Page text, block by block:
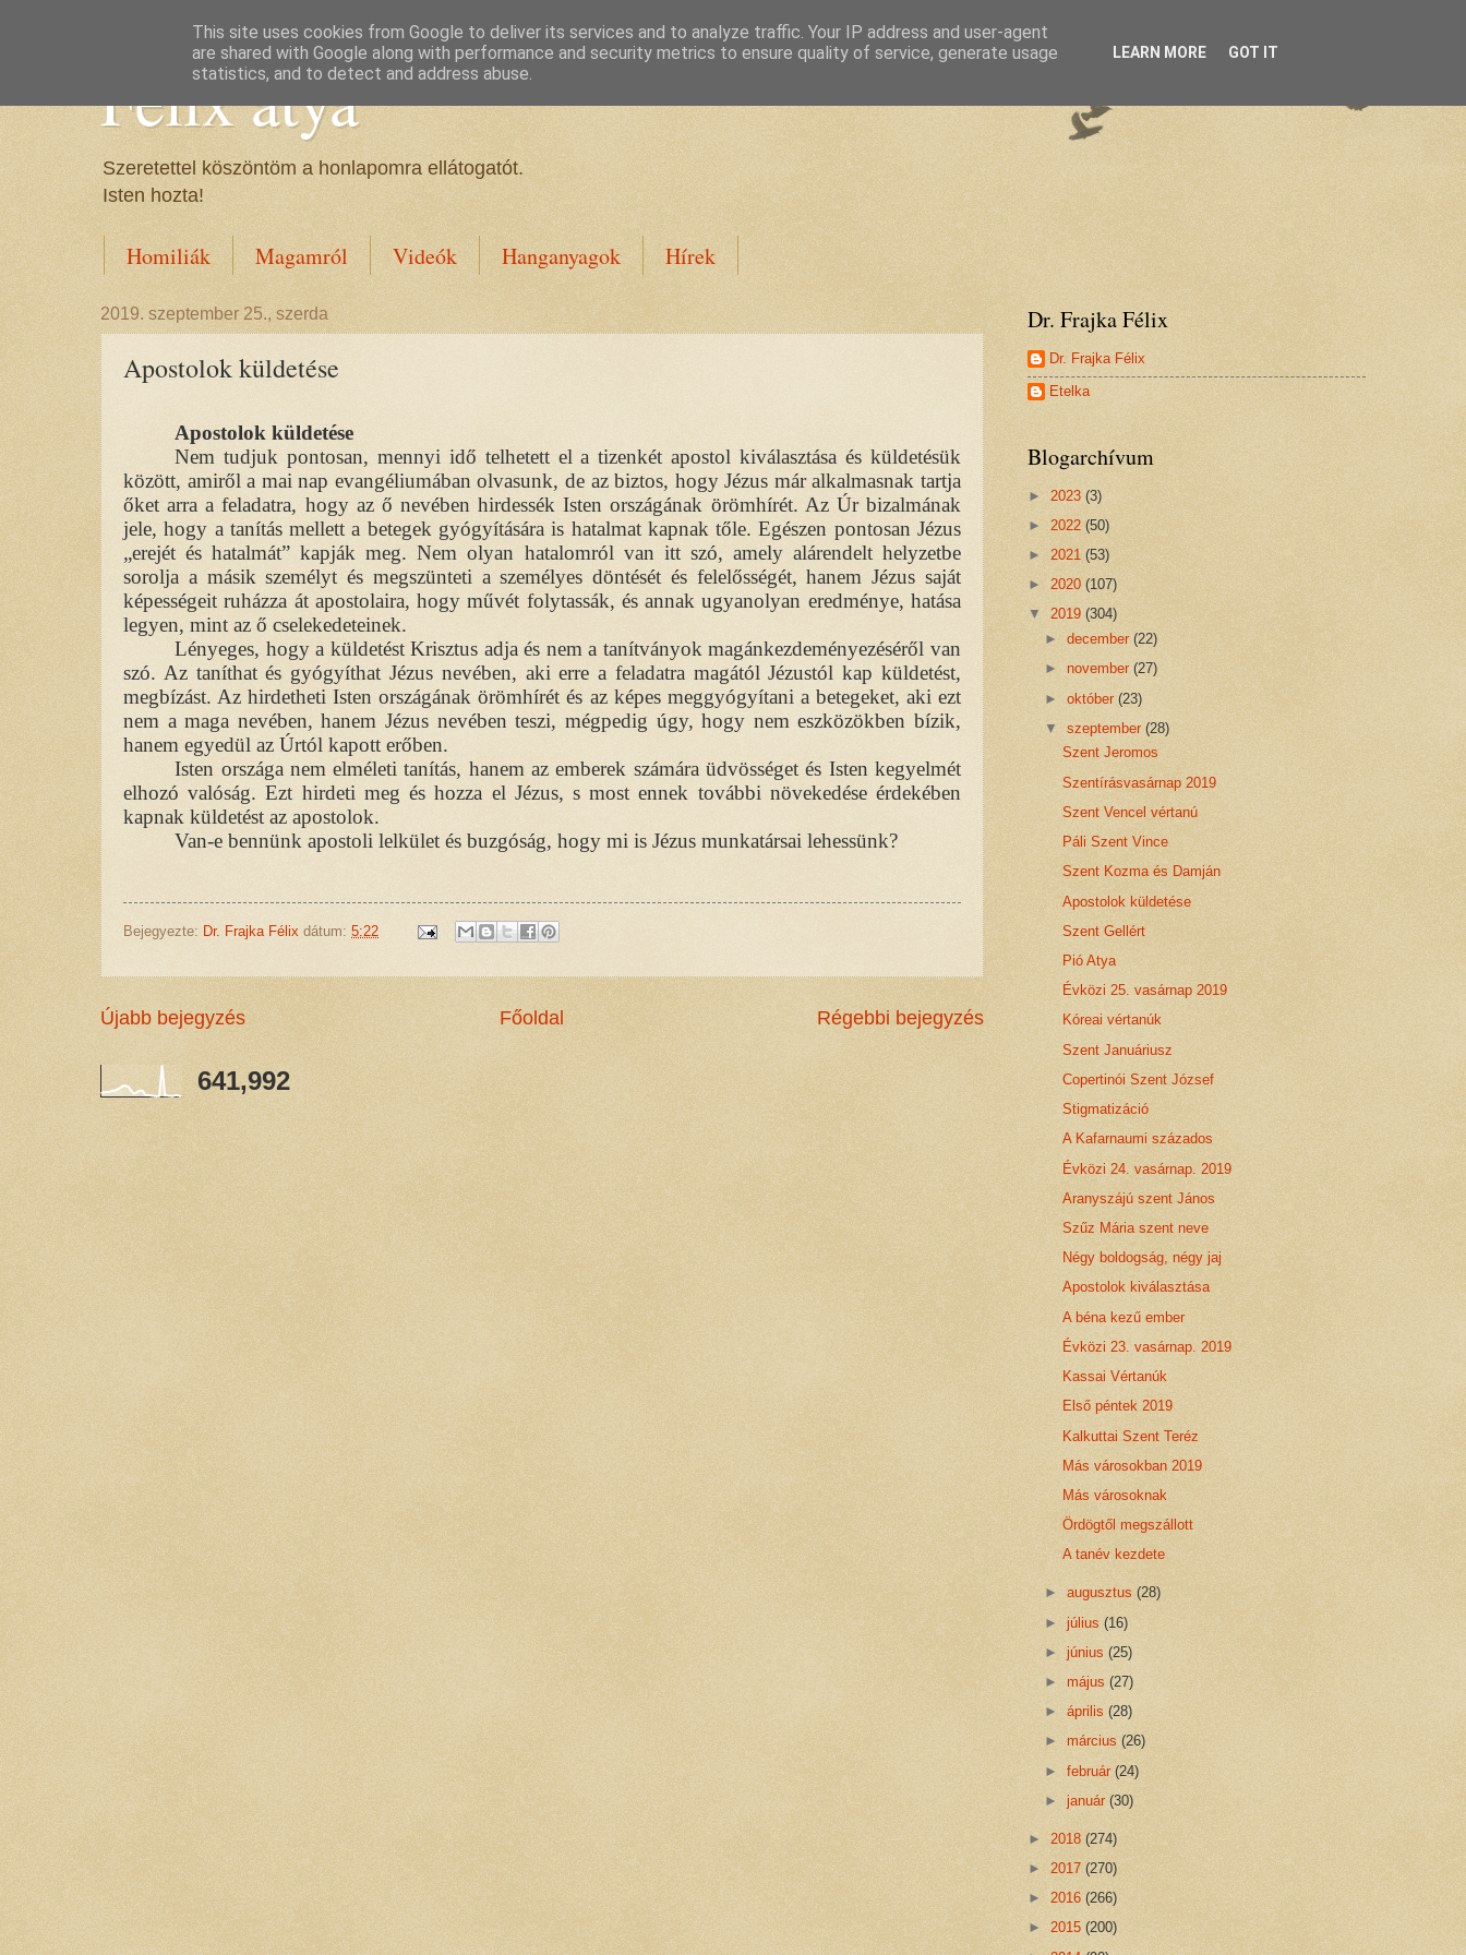
Félix atya
Szeretettel köszöntöm a honlapomra ellátogatót.
Isten hozta!
Homiliák Magamról Videók Hanganyagok Hírek
2019. szeptember 25., szerda
Apostolok küldetése
Apostolok küldetése
Nem tudjuk pontosan, mennyi idő telhetett el a tizenkét apostol kiválasztása és küldetésük
között, amiről a mai nap evangéliumában olvasunk, de az biztos, hogy Jézus már alkalmasnak tartja
őket arra a feladatra, hogy az ő nevében hirdessék Isten országának örömhírét. Az Úr bizalmának
jele, hogy a tanítás mellett a betegek gyógyítására is hatalmat kapnak tőle. Egészen pontosan Jézus
„erejét és hatalmát” kapják meg. Nem olyan hatalomról van itt szó, amely alárendelt helyzetbe
sorolja a másik személyt és megszünteti a személyes döntését és felelősségét, hanem Jézus saját
képességeit ruházza át apostolaira, hogy művét folytassák, és annak ugyanolyan eredménye, hatása
legyen, mint az ő cselekedeteinek.
Lényeges, hogy a küldetést Krisztus adja és nem a tanítványok magánkezdeményezéséről van
szó. Az taníthat és gyógyíthat Jézus nevében, aki erre a feladatra magától Jézustól kap küldetést,
megbízást. Az hirdetheti Isten országának örömhírét és az képes meggyógyítani a betegeket, aki ezt
nem a maga nevében, hanem Jézus nevében teszi, mégpedig úgy, hogy nem eszközökben bízik,
hanem egyedül az Úrtól kapott erőben.
Isten országa nem elméleti tanítás, hanem az emberek számára üdvösséget és Isten kegyelmét
elhozó valóság. Ezt hirdeti meg és hozza el Jézus, s most ennek további növekedése érdekében
kapnak küldetést az apostolok.
Van-e bennünk apostoli lelkület és buzgóság, hogy mi is Jézus munkatársai lehessünk?
Bejegyezte: Dr. Frajka Félix dátum: 5:22
Újabb bejegyzés Régebbi bejegyzés
Főoldal
641,992
Dr. Frajka Félix
Dr. Frajka Félix
Etelka
Blogarchívum
► 2023 (3)
► 2022 (50)
► 2021 (53)
► 2020 (107)
▼ 2019 (304)
►december(22)
►november(27)
►október(23)
▼szeptember(28)
Szent Jeromos
Szentírásvasárnap 2019
Szent Vencel vértanú
Páli Szent Vince
Szent Kozma és Damján
Apostolok küldetése
Szent Gellért
Pió Atya
Évközi 25. vasárnap 2019
Kóreai vértanúk
Szent Januáriusz
Copertinói Szent József
Stigmatizáció
A Kafarnaumi százados
Évközi 24. vasárnap. 2019
Aranyszájú szent János
Szűz Mária szent neve
Négy boldogság, négy jaj
Apostolok kiválasztása
A béna kezű ember
Évközi 23. vasárnap. 2019
Kassai Vértanúk
Első péntek 2019
Kalkuttai Szent Teréz
Más városokban 2019
Más városoknak
Ördögtől megszállott
A tanév kezdete
►augusztus(28)
►július(16)
►június(25)
►május(27)
►április(28)
► március(26)
►február(24)
►január(30)
► 2018 (274)
► 2017 (270)
► 2016 (266)
► 2015 (200)
This site uses cookies from Google to deliver its services and to analyze traffic. Your IP address and user-agent
are shared with Google along with performance and security metrics to ensure quality of service, generate usage
statistics, and to detect and address abuse.
LEARN MORE GOT IT